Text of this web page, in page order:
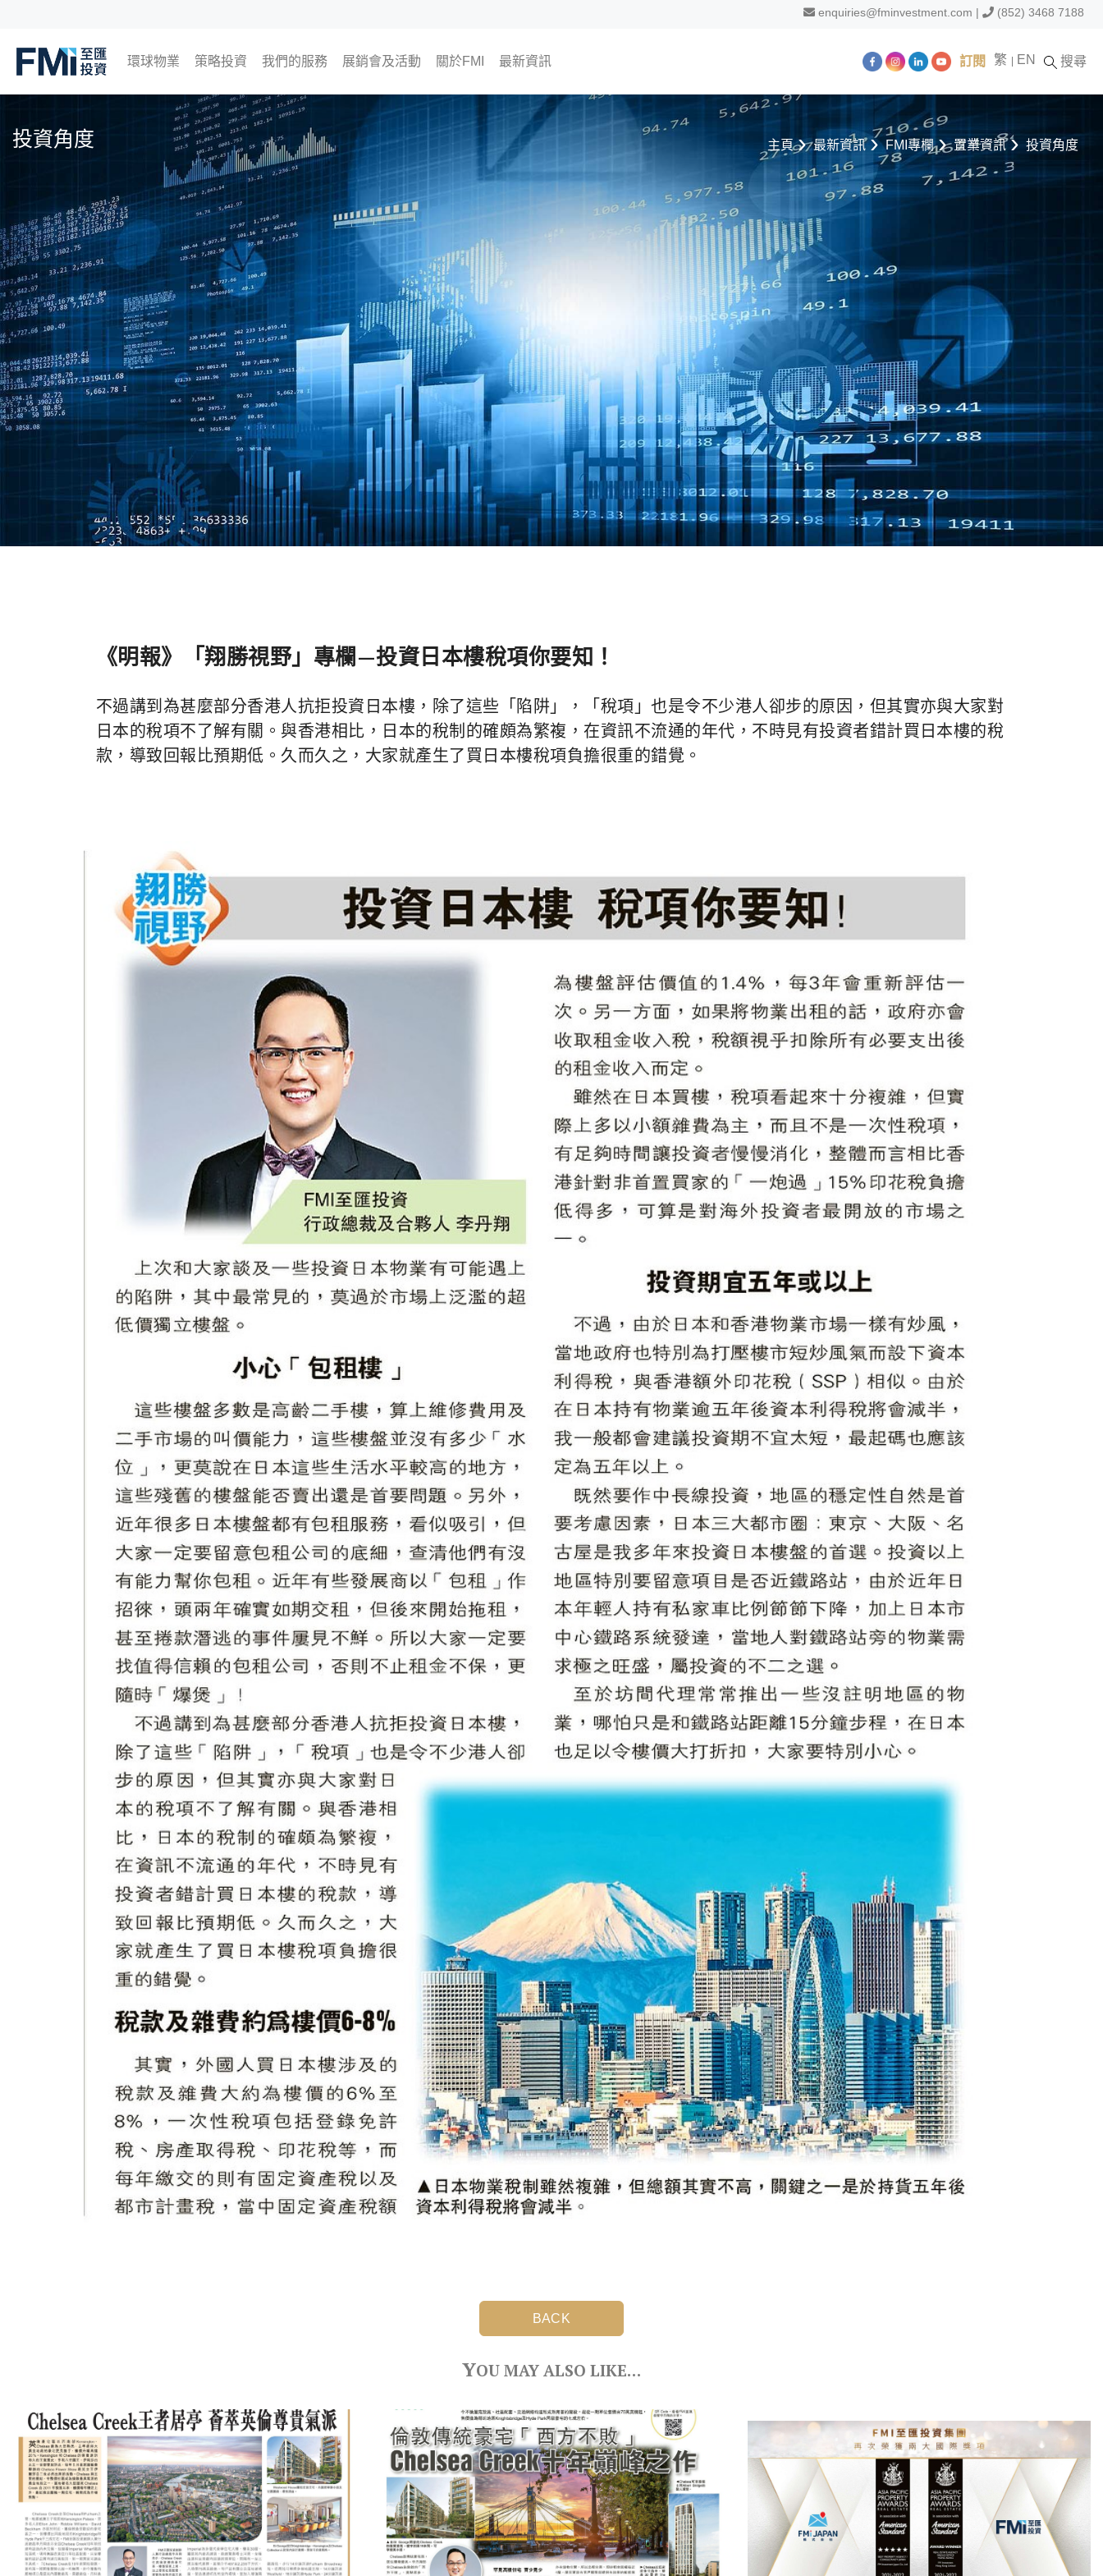
main
enquiries@fminvestment.com | (852) 3468 7188
FMI
環球物業
日本
英國
泰國
馬來西亞
策略投資 我們的服務 展銷會及活動
即將舉行
過往活動
關於FMI
為何選擇FMI FMI Japan 日本房地產開發商
我們的CEO及COO
我們的顧問團隊
The Finest Moment 尊貴會員計劃
會員活動
聯絡我們
加入我們
最新資訊
海外樓市資訊
FMI專欄 置業資訊
翔勝之道
生活角度
FMI頻道
訂閱 繁 EN 搜尋
投資角度 主頁 最新資訊 FMI專欄 置業資訊 投資角度
《明報》「翔勝視野」專欄—投資日本樓稅項你要知！
不過講到為甚麼部分香港人抗拒投資日本樓，除了這些「陷阱」，「稅項」也是令不少港人卻步的原因，但其實亦與大家對
日本的稅項不了解有關。與香港相比，日本的稅制的確頗為繁複，在資訊不流通的年代，不時見有投資者錯計買日本樓的稅
款，導致回報比預期低。久而久之，大家就產生了買日本樓稅項負擔很重的錯覺。
BACK
YOU MAY ALSO LIKE…